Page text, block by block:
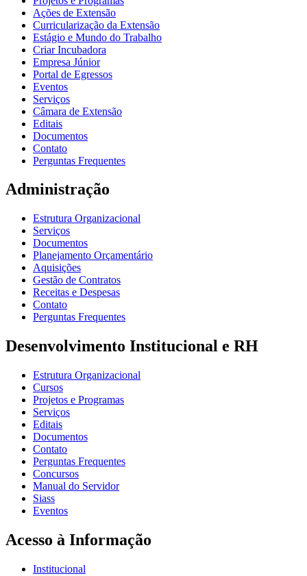
Ações de Extensão
Curricularização da Extensão
Estágio e Mundo do Trabalho
Criar Incubadora
Empresa Júnior
Portal de Egressos
Eventos
Serviços
Câmara de Extensão
Editais
Documentos
Contato
Perguntas Frequentes
Administração
Estrutura Organizacional
Serviços
Documentos
Planejamento Orçamentário
Aquisições
Gestão de Contratos
Receitas e Despesas
Contato
Perguntas Frequentes
Desenvolvimento Institucional e RH
Estrutura Organizacional
Cursos
Projetos e Programas
Serviços
Editais
Documentos
Contato
Perguntas Frequentes
Concursos
Manual do Servidor
Siass
Eventos
Acesso à Informação
Institucional